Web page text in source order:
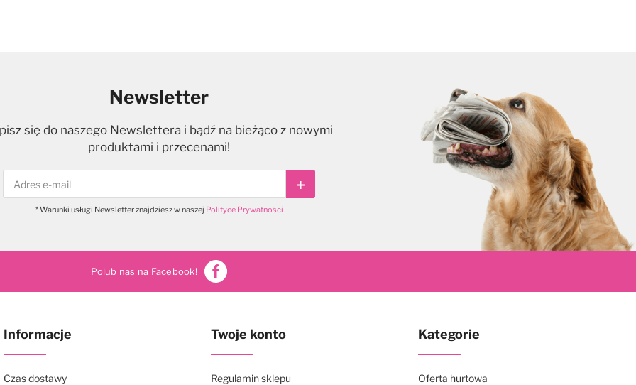
Newsletter
się do naszego Newslettera i bądź na bieżąco z nowymi
produktami i przecenami!
Subskrybuj
* Warunki usługi Newsletter znajdziesz w naszej Polityce Prywatności
Polub nas na Facebook!
Informacje
Czas dostawy
Twoje konto
Regulamin sklepu
Kategorie
Oferta hurtowa